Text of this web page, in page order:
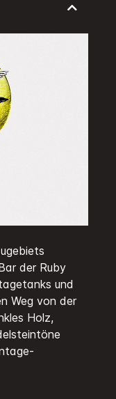
der Ruby
und
Weg von der
Holz,